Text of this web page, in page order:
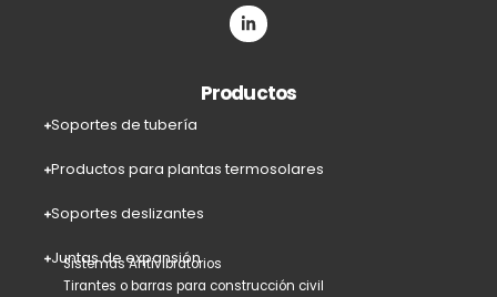
Productos
Soportes de tubería
Productos para plantas termosolares
Soportes deslizantes
Juntas de expansión
Sistemas Antivibratorios
Tirantes o barras para construcción civil